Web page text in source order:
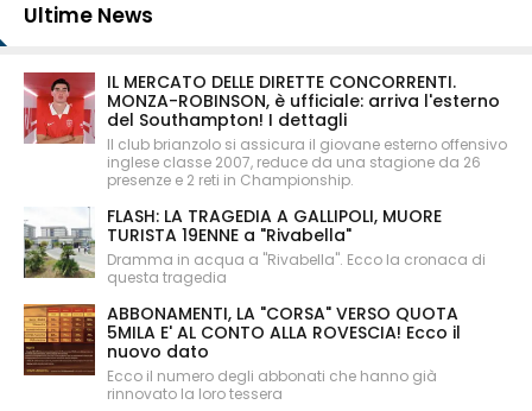
Ultime News
IL MERCATO DELLE DIRETTE CONCORRENTI.
MONZA-ROBINSON, è ufficiale: arriva l'esterno
del Southampton! I dettagli
Il club brianzolo si assicura il giovane esterno offensivo
inglese classe 2007, reduce da una stagione da 26
presenze e 2 reti in Championship.
FLASH: LA TRAGEDIA A GALLIPOLI, MUORE
TURISTA 19ENNE a "Rivabella"
Dramma in acqua a "Rivabella". Ecco la cronaca di
questa tragedia
ABBONAMENTI, LA "CORSA" VERSO QUOTA
5MILA E' AL CONTO ALLA ROVESCIA! Ecco il
nuovo dato
Ecco il numero degli abbonati che hanno già
rinnovato la loro tessera